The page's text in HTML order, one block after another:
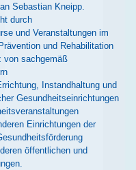
Sebastian Kneipp.
durch
und Veranstaltungen im
und Rehabilitation
von sachgemäß
Instandhaltung und
Gesundheitseinrichtungen
Einrichtungen der
öffentlichen und